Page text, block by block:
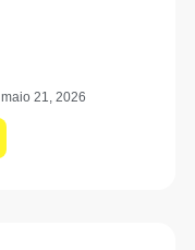
maio 21, 2026